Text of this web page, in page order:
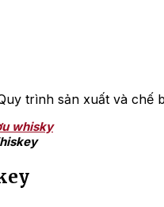
trình sản xuất và chế
whisky